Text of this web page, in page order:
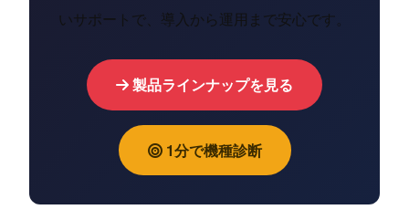
いサポートで、導入から運用まで安心です。
製品ラインナップを見る
1分で機種診断